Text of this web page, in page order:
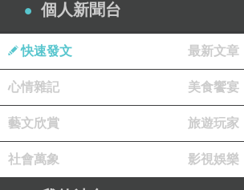
(悄悄話)
2022-02-24 22:45:51
(悄悄話)
個人新聞台
快速發文 最新文章
心情雜記 美食饗宴
藝文欣賞 旅遊玩家
社會萬象 影視娛樂